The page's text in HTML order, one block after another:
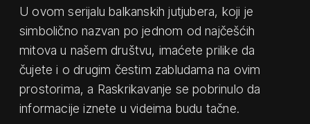
U ovom serijalu balkanskih jutjubera, koji je
simbolično nazvan po jednom od najčešćih
mitova u našem društvu, imaćete prilike da
čujete i o drugim čestim zabludama na ovim
prostorima, a Raskrikavanje se pobrinulo da
informacije iznete u videima budu tačne.